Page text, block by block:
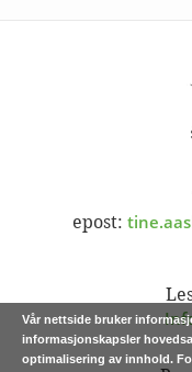
Vår nettside bruker
informasjonskapsler
optimalisering av innhold.
epost: